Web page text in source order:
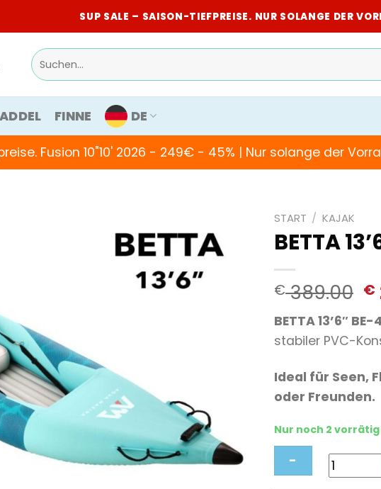
SUP SALE – SAISON-TIEFPREISE. NUR SOLANGE DER
Suchen
nach:
FINNE DE
Fusion 10"10' 2026 - 249€ - 45% | Nur solange der
START / KAJAK
BETTA
€389.00
€
€
BETTA 13’6″ BE-
stabiler PVC-
Ideal für Seen,
oder Freunden.
Nur noch 2 vorrätig